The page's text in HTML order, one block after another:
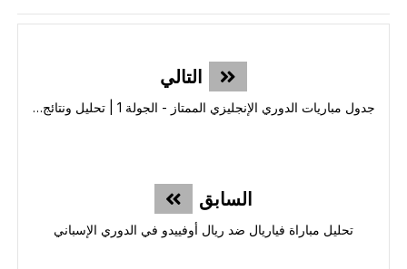
التالي
جدول مباريات الدوري الإنجليزي الممتاز - الجولة 1 | تحليل ونتائج مباشرة
السابق
تحليل مباراة فياريال ضد ريال أوفييدو في الدوري الإسباني